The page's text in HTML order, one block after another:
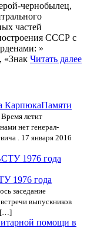
чернобылец,
частей
СССР с
»
«Знак Читать далее
Памяти
Время летит
нет генерал-
. 17 января 2016
1976 года
заседание
выпускников
[…]